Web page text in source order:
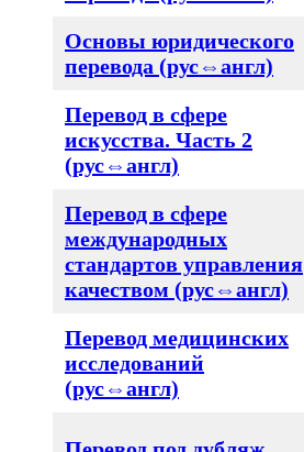
Основы юридического
перевода (рус⇔англ)
Перевод в сфере
искусства. Часть 2
(рус⇔англ)
Перевод в сфере
международных
стандартов управления
качеством (рус⇔англ)
Перевод медицинских
исследований
(рус⇔англ)